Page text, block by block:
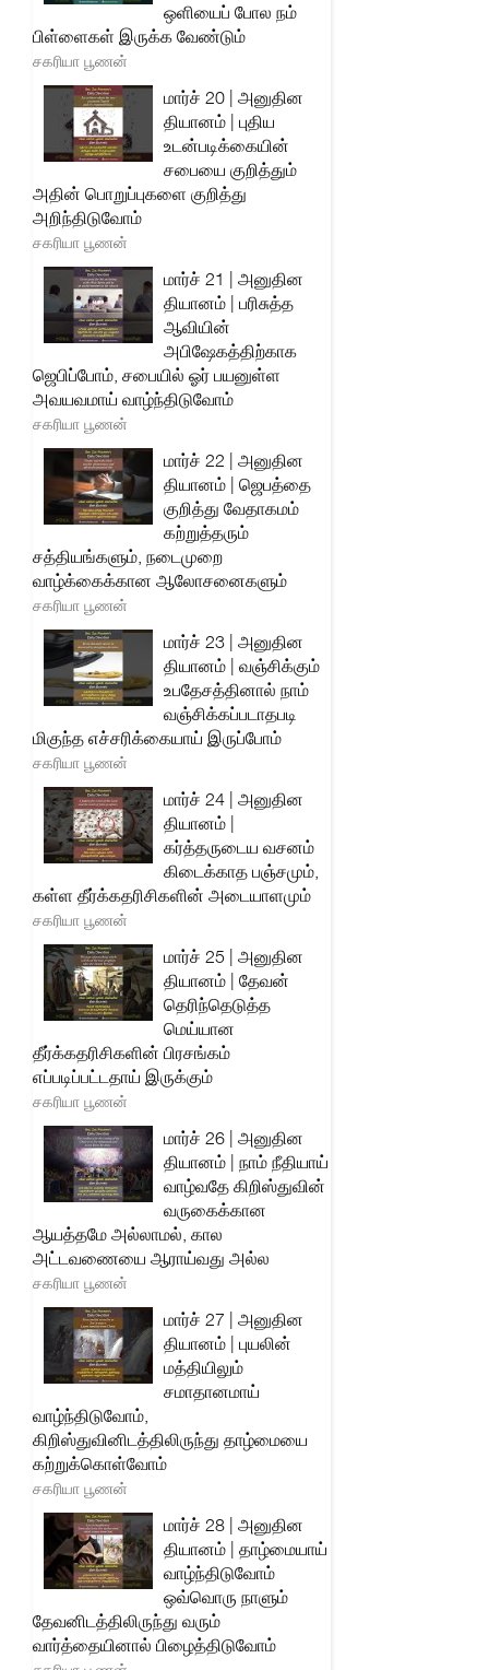
ஒளியைப் போல நம்
பிள்ளைகள் இருக்க வேண்டும்
சகரியா பூணன்
மார்ச் 20 | அனுதின
தியானம் | புதிய
உடன்படிக்கையின்
சபையை குறித்தும்
அதின் பொறுப்புகளை குறித்து
அறிந்திடுவோம்
சகரியா பூணன்
மார்ச் 21 | அனுதின
தியானம் | பரிசுத்த
ஆவியின்
அபிஷேகத்திற்காக
ஜெபிப்போம், சபையில் ஓர் பயனுள்ள
அவயவமாய் வாழ்ந்திடுவோம்
சகரியா பூணன்
மார்ச் 22 | அனுதின
தியானம் | ஜெபத்தை
குறித்து வேதாகமம்
கற்றுத்தரும்
சத்தியங்களும், நடைமுறை
வாழ்க்கைக்கான ஆலோசனைகளும்
சகரியா பூணன்
மார்ச் 23 | அனுதின
தியானம் | வஞ்சிக்கும்
உபதேசத்தினால் நாம்
வஞ்சிக்கப்படாதபடி
மிகுந்த எச்சரிக்கையாய் இருப்போம்
சகரியா பூணன்
மார்ச் 24 | அனுதின
தியானம் |
கர்த்தருடைய வசனம்
கிடைக்காத பஞ்சமும்,
கள்ள தீர்க்கதரிசிகளின் அடையாளமும்
சகரியா பூணன்
மார்ச் 25 | அனுதின
தியானம் | தேவன்
தெரிந்தெடுத்த
மெய்யான
தீர்க்கதரிசிகளின் பிரசங்கம்
எப்படிப்பட்டதாய் இருக்கும்
சகரியா பூணன்
மார்ச் 26 | அனுதின
தியானம் | நாம் நீதியாய்
வாழ்வதே கிறிஸ்துவின்
வருகைக்கான
ஆயத்தமே அல்லாமல், கால
அட்டவணையை ஆராய்வது அல்ல
சகரியா பூணன்
மார்ச் 27 | அனுதின
தியானம் | புயலின்
மத்தியிலும்
சமாதானமாய்
வாழ்ந்திடுவோம்,
கிறிஸ்துவினிடத்திலிருந்து தாழ்மையை
கற்றுக்கொள்வோம்
சகரியா பூணன்
மார்ச் 28 | அனுதின
தியானம் | தாழ்மையாய்
வாழ்ந்திடுவோம்
ஒவ்வொரு நாளும்
தேவனிடத்திலிருந்து வரும்
வார்த்தையினால் பிழைத்திடுவோம்